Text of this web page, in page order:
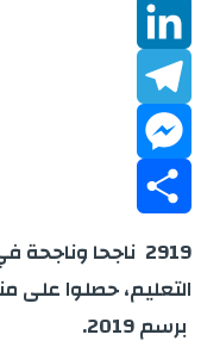
WhatsApp
LinkedIn
Telegram
Messenger
Share 2919 ناجحا
التعليم، حصلوا على
برسم 2019.